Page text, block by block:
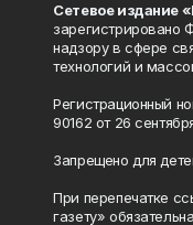
Сетевое издание
зарегистрировано
надзору в сфере
технологий и
Регистрационный
90162 от 26
Запрещено для
При перепечатке
газету»